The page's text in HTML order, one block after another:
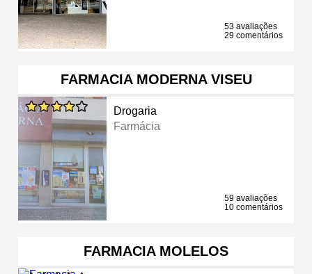
53 avaliações
29 comentários
FARMACIA MODERNA VISEU
Drogaria
Farmácia
59 avaliações
10 comentários
FARMACIA MOLELOS